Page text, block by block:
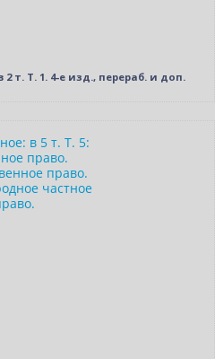
т. Т. 1. 4-е изд., перераб. и доп.